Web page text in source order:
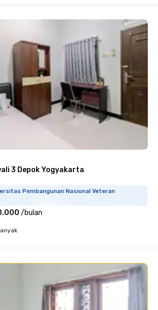
3 Depok Yogyakarta
Pembangunan Nasional Veteran
/bulan